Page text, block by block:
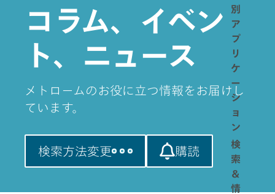
別
ア
プ
リ
ケ
ー
シ
ョ
ン
検
索
＆
情
コラム、イベン
ト、ニュース
メトロームのお役に立つ情報をお届けし
ています。
検索方法変更 購読